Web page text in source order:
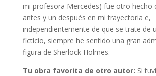
mi profesora Mercedes) fue otro hecho
antes y un después en mi trayectoria e,
independientemente de que se trate de
ficticio, siempre he sentido una gran
figura de Sherlock Holmes.
Tu obra favorita de otro autor: Si